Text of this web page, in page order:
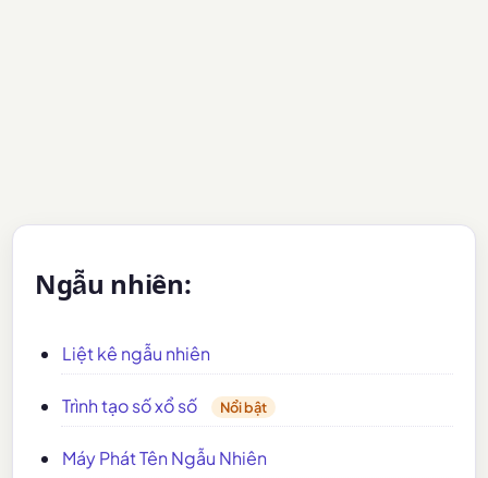
Ngẫu nhiên:
Liệt kê ngẫu nhiên
Trình tạo số xổ số Nổi bật
Máy Phát Tên Ngẫu Nhiên